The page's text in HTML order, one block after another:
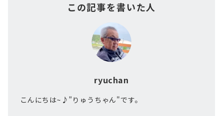
この記事を書いた人
ryuchan
こんにちは~♪"りゅうちゃん"です。